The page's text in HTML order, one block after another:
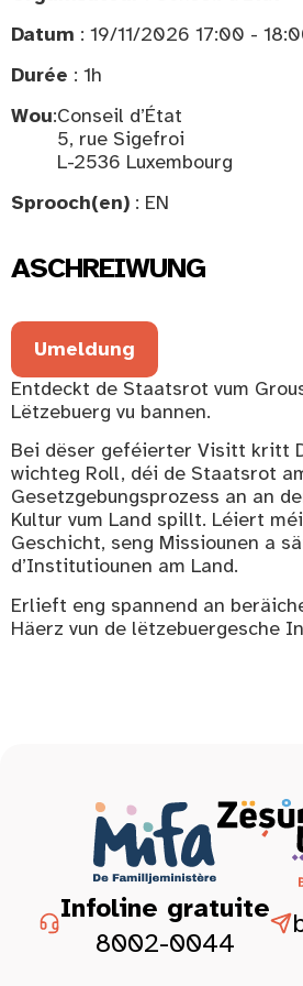
Datum : 19/11/2026 17:00 -
Durée : 1h
Wou:Conseil d’État
5, rue Sigefroi
L-2536 Luxembourg
Sprooch(en) : EN
ASCHREIWUNG
Umeldung
Entdeckt de Staatsrot vum
Lëtzebuerg vu bannen.
Bei dëser geféierter Visitt kritt
wichteg Roll, déi de Staatsrot
Gesetzgebungsprozess an an
Kultur vum Land spillt. Léiert
Geschicht, seng Missiounen a
d’Institutiounen am Land.
Erlieft eng spannend an
Häerz vun de lëtzebuergesche
Infoline gratuite
8002-0044